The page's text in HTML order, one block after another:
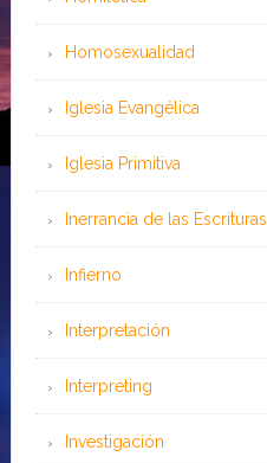
Homosexualidad
Iglesia Evangélica
Iglesia Primitiva
Inerrancia de las Escrituras
Infierno
Interpretación
Interpreting
Investigación